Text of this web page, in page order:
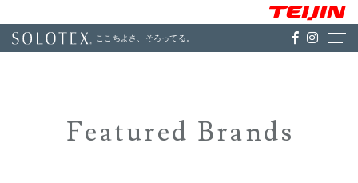
ここちよさ、そろってる。
Featured Brands